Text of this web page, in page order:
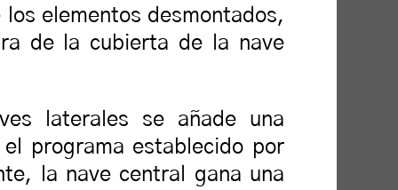
elementos desmontados,
de la cubierta de la nave
laterales se añade una
programa establecido por
la nave central gana una